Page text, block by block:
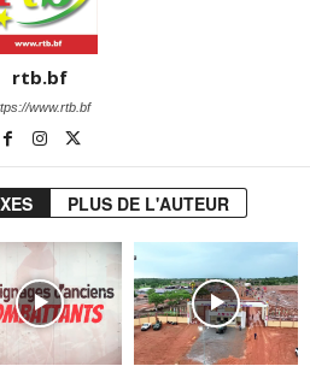
rtb.bf
www.rtb.bf
PLUS DE L'AUTEUR